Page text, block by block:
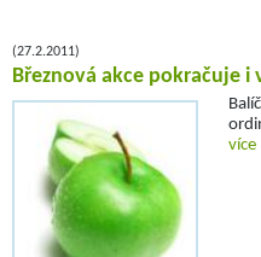
(27.2.2011)
Březnová akce pokračuje i
více